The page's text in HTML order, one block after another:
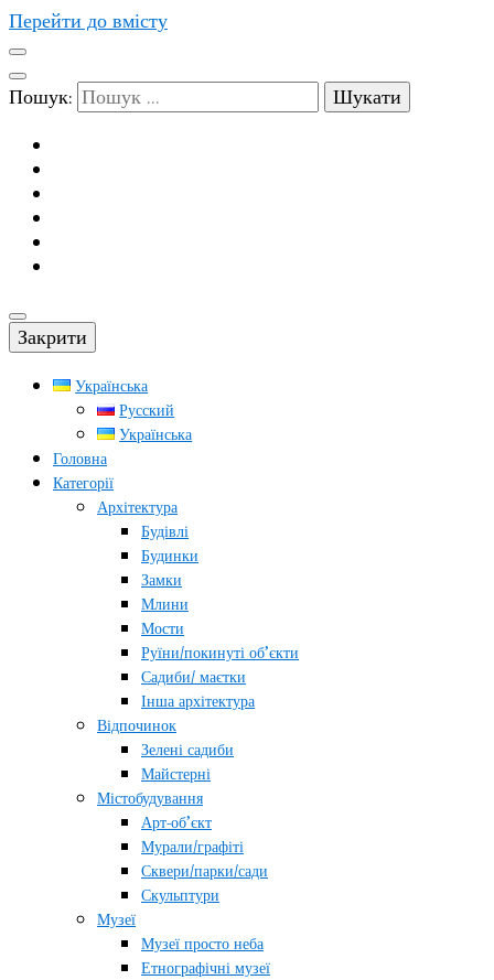
Перейти до вмісту
Пошук:
Закрити
Українська
Русский
Українська
Головна
Категорії
Архітектура
Будівлі
Будинки
Замки
Млини
Мости
Руїни/покинуті об’єкти
Садиби/ маєтки
Інша архітектура
Відпочинок
Зелені садиби
Майстерні
Містобудування
Арт-об’єкт
Мурали/графіті
Сквери/парки/сади
Скульптури
Музеї
Музеї просто неба
Етнографічні музеї